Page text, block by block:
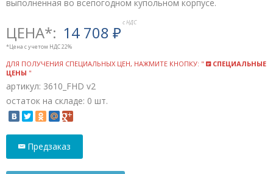
выполненная во всепогодном купольном корпусе.
ЦЕНА*: 14 708 ₽
*Цена с учетом НДС 22%
ДЛЯ ПОЛУЧЕНИЯ СПЕЦИАЛЬНЫХ ЦЕН, НАЖМИТЕ КНОПКУ: "
СПЕЦИАЛЬНЫЕ
ЦЕНЫ "
артикул: 3610_FHD v2
остаток на складе: 0 шт.
Предзаказ